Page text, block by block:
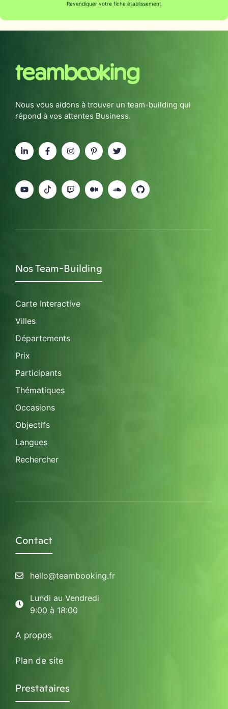
Revendiquer votre fiche établissement
Nous vous aidons à trouver un team-building qui
répond à vos attentes Business.
Nos Team-Building
Carte Interactive
Villes
Départements
Prix
Participants
Thématiques
Occasions
Objectifs
Langues
Rechercher
Contact
hello@teambooking.fr
Lundi au Vendredi
9:00 à 18:00
A propos
Plan de site
Prestataires